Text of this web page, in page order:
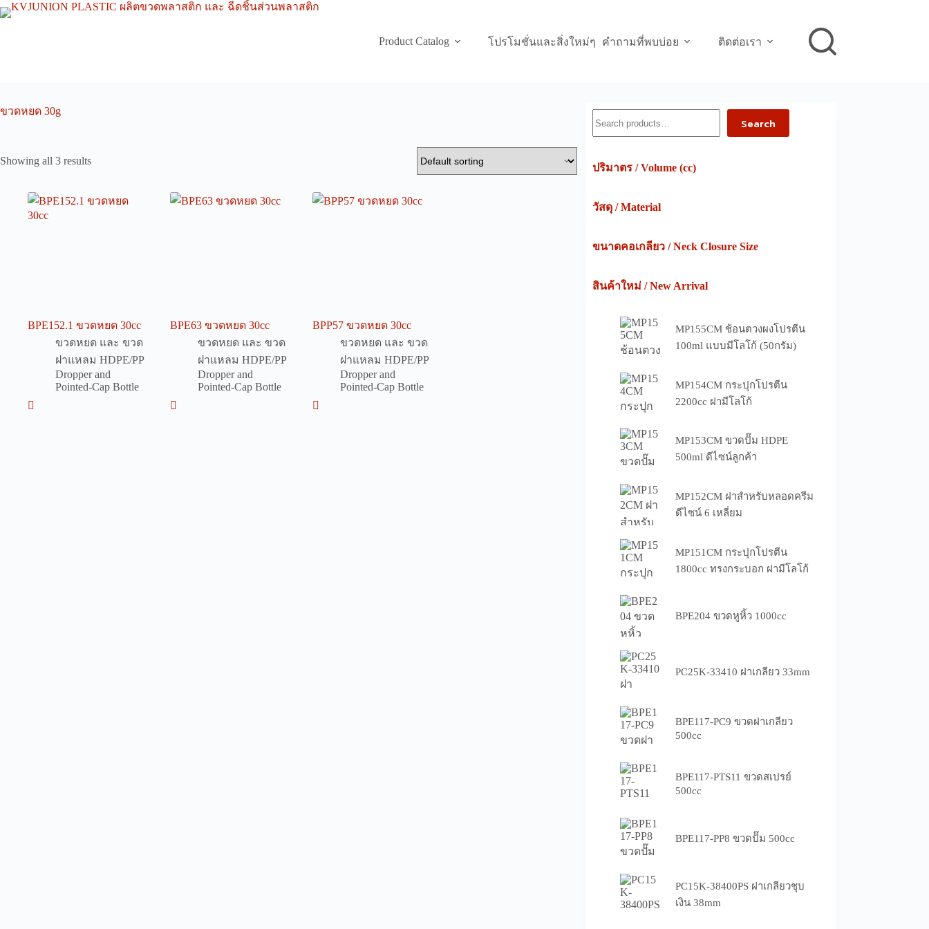
Skip
to
Product Catalog
โปรโมชั่นและสิ่งใหม่ๆ คำถามที่พบบ่อย ติดต่อเรา
ขวดหยด 30g
Showing all 3 results
BPE152.1 ขวดหยด 30cc
ขวดหยด และ ขวด
ฝาแหลม HDPE/PP
Dropper and
Pointed-Cap Bottle
BPE63 ขวดหยด 30cc
ขวดหยด และ ขวด
ฝาแหลม HDPE/PP
Dropper and
Pointed-Cap Bottle
BPP57 ขวดหยด 30cc
ขวดหยด และ ขวด
ฝาแหลม HDPE/PP
Dropper and
Pointed-Cap Bottle
Search
ปริมาตร / Volume (cc)
วัสดุ / Material
ขนาดคอเกลียว / Neck Closure Size
สินค้าใหม่ / New Arrival
MP155CM ช้อนตวงผงโปรตีน
100ml แบบมีโลโก้ (50กรัม)
MP154CM กระปุกโปรตีน
2200cc ฝามีโลโก้
MP153CM ขวดปั๊ม HDPE
500ml ดีไซน์ลูกค้า
MP152CM ฝาสำหรับหลอดครีม
ดีไซน์ 6 เหลี่ยม
MP151CM กระปุกโปรตีน
1800cc ทรงกระบอก ฝามีโลโก้
BPE204 ขวดหูหิ้ว 1000cc
PC25K-33410 ฝาเกลียว 33mm
BPE117-PC9 ขวดฝาเกลียว
500cc
BPE117-PTS11 ขวดสเปรย์
500cc
BPE117-PP8 ขวดปั๊ม 500cc
PC15K-38400PS ฝาเกลียวชุบ
เงิน 38mm